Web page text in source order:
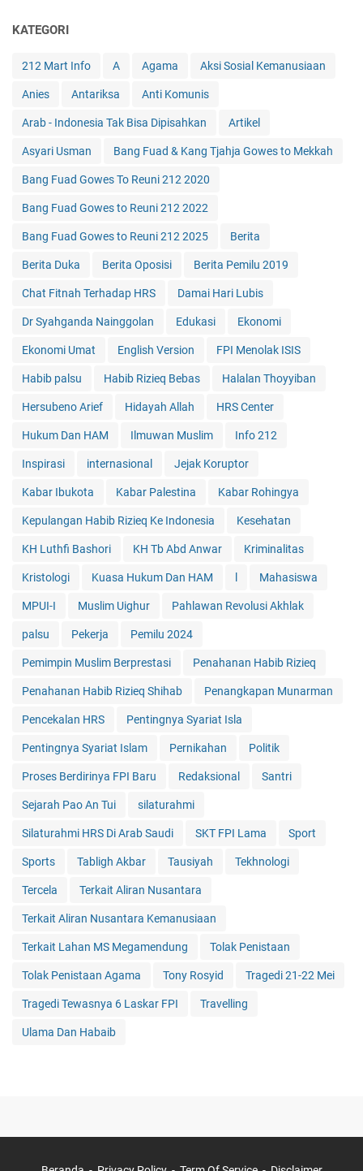
KATEGORI
212 Mart Info A Agama Aksi Sosial Kemanusiaan
Anies Antariksa Anti Komunis
Arab - Indonesia Tak Bisa Dipisahkan Artikel
Asyari Usman Bang Fuad & Kang Tjahja Gowes to Mekkah
Bang Fuad Gowes To Reuni 212 2020
Bang Fuad Gowes to Reuni 212 2022
Bang Fuad Gowes to Reuni 212 2025 Berita
Berita Duka Berita Oposisi Berita Pemilu 2019
Chat Fitnah Terhadap HRS Damai Hari Lubis
Dr Syahganda Nainggolan Edukasi Ekonomi
Ekonomi Umat English Version FPI Menolak ISIS
Habib palsu Habib Rizieq Bebas Halalan Thoyyiban
Hersubeno Arief Hidayah Allah HRS Center
Hukum Dan HAM Ilmuwan Muslim Info 212
Inspirasi internasional Jejak Koruptor
Kabar Ibukota Kabar Palestina Kabar Rohingya
Kepulangan Habib Rizieq Ke Indonesia Kesehatan
KH Luthfi Bashori KH Tb Abd Anwar Kriminalitas
Kristologi Kuasa Hukum Dan HAM Mahasiswa
MPUI-I Muslim Uighur Pahlawan Revolusi Akhlak
palsu Pekerja Pemilu 2024
Pemimpin Muslim Berprestasi Penahanan Habib Rizieq
Penahanan Habib Rizieq Shihab Penangkapan Munarman
Pencekalan HRS Pentingnya Syariat Isla
Pentingnya Syariat Islam Pernikahan Politik
Proses Berdirinya FPI Baru Redaksional Santri
Sejarah Pao An Tui silaturahmi
Silaturahmi HRS Di Arab Saudi SKT FPI Lama Sport
Sports Tabligh Akbar Tausiyah Tekhnologi
Tercela Terkait Aliran Nusantara
Terkait Aliran Nusantara Kemanusiaan
Terkait Lahan MS Megamendung Tolak Penistaan
Tolak Penistaan Agama Tony Rosyid Tragedi 21-22 Mei
Tragedi Tewasnya 6 Laskar FPI Travelling
Ulama Dan Habaib